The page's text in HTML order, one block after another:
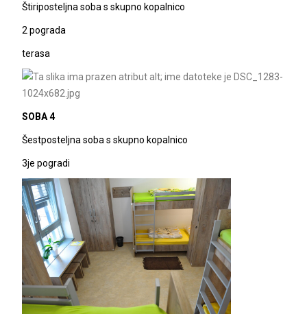
Štiriposteljna soba s skupno kopalnico
2 pograda
terasa
SOBA 4
Šestposteljna soba s skupno kopalnico
3je pogradi